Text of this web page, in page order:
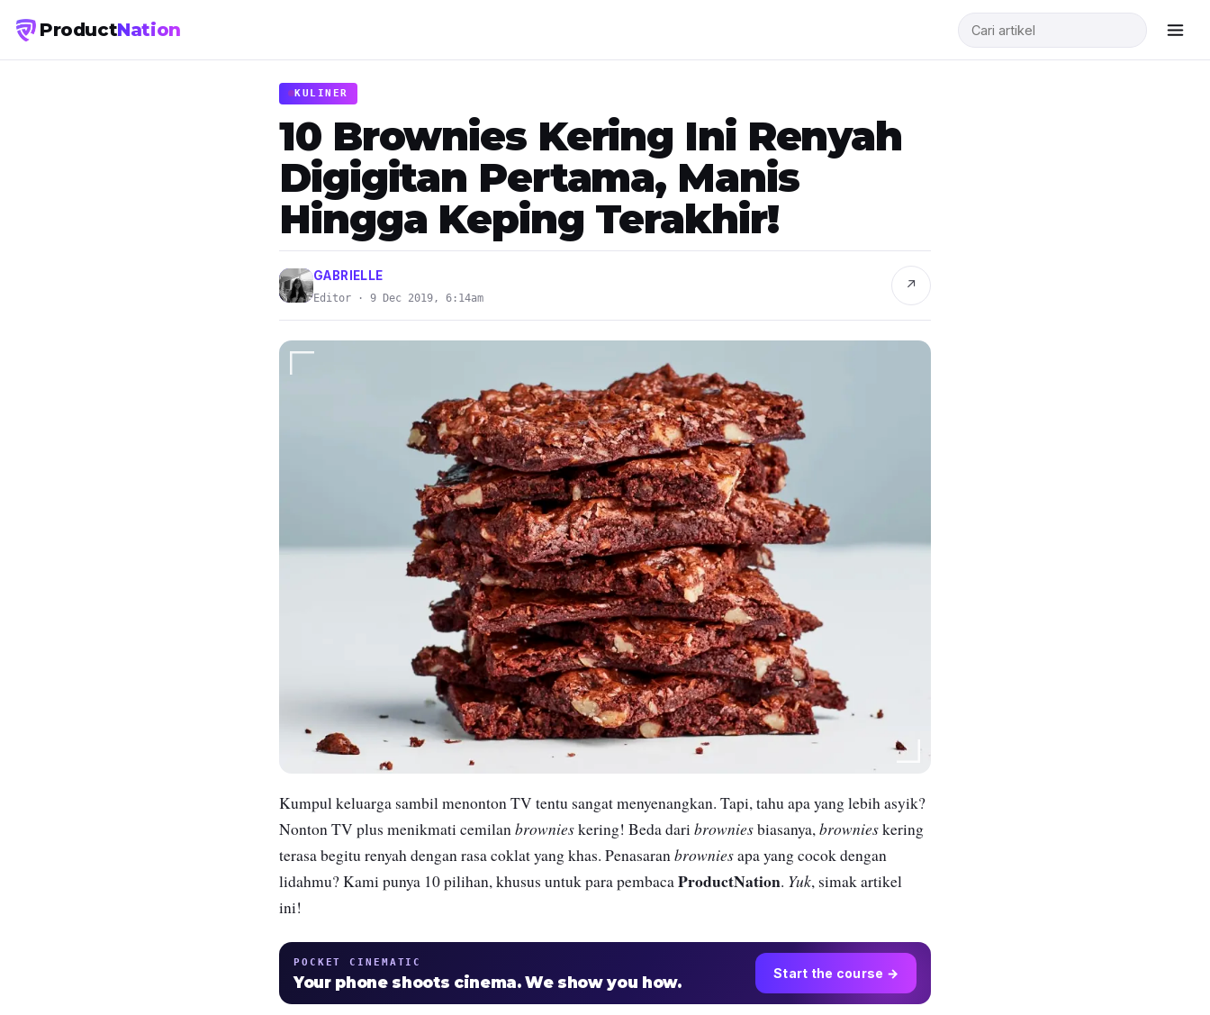
ProductNation
KULINER
10 Brownies Kering Ini Renyah
Digigitan Pertama, Manis
Hingga Keping Terakhir!
GABRIELLE
Editor · 9 Dec 2019, 6:14am
↗
Kumpul keluarga sambil menonton TV tentu sangat menyenangkan. Tapi, tahu apa yang lebih asyik?
Nonton TV plus menikmati cemilanbrownieskering! Beda daribrowniesbiasanya,brownieskering
terasa begitu renyah dengan rasa coklat yang khas. Penasaranbrowniesapa yang cocok dengan
lidahmu? Kami punya 10 pilihan, khusus untuk para pembacaProductNation. Yuk, simak artikel
ini!
POCKET CINEMATIC
Your phone shoots cinema. We show you how. Start the course →